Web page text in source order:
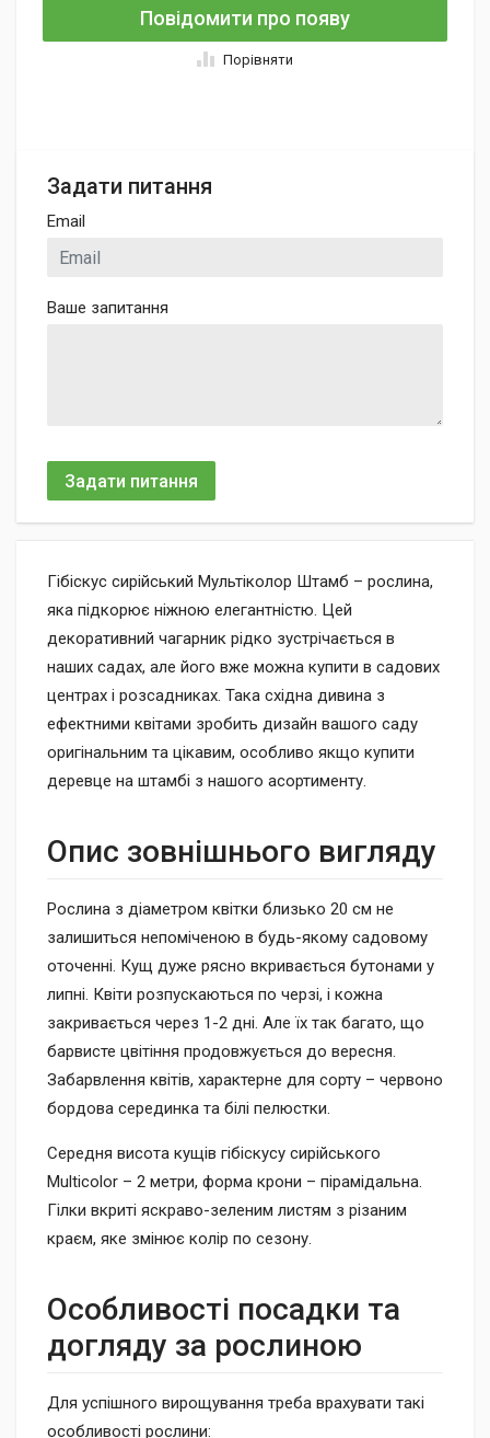
Повідомити про появу
Порівняти
Задати питання
Email
Ваше запитання
Задати питання
Гібіскус сирійський Мультіколор Штамб – рослина,
яка підкорює ніжною елегантністю. Цей
декоративний чагарник рідко зустрічається в
наших садах, але його вже можна купити в садових
центрах і розсадниках. Така східна дивина з
ефектними квітами зробить дизайн вашого саду
оригінальним та цікавим, особливо якщо купити
деревце на штамбі з нашого асортименту.
Опис зовнішнього вигляду
Рослина з діаметром квітки близько 20 см не
залишиться непоміченою в будь-якому садовому
оточенні. Кущ дуже рясно вкривається бутонами у
липні. Квіти розпускаються по черзі, і кожна
закривається через 1-2 дні. Але їх так багато, що
барвисте цвітіння продовжується до вересня.
Забарвлення квітів, характерне для сорту – червоно
бордова серединка та білі пелюстки.
Середня висота кущів гібіскусу сирійського
Multicolor – 2 метри, форма крони – пірамідальна.
Гілки вкриті яскраво-зеленим листям з різаним
краєм, яке змінює колір по сезону.
Особливості посадки та
догляду за рослиною
Для успішного вирощування треба врахувати такі
особливості рослини: